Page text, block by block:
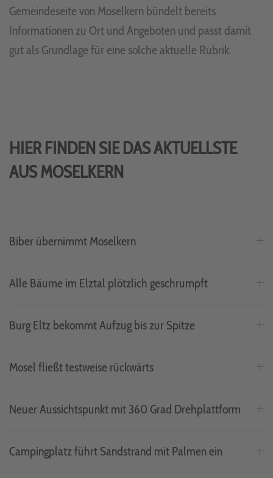
Gemeindeseite von Moselkern bündelt bereits
Informationen zu Ort und Angeboten und passt damit
gut als Grundlage für eine solche aktuelle Rubrik.
HIER FINDEN SIE DAS AKTUELLSTE
AUS MOSELKERN
Biber übernimmt Moselkern
Alle Bäume im Elztal plötzlich geschrumpft
Burg Eltz bekommt Aufzug bis zur Spitze
Mosel fließt testweise rückwärts
Neuer Aussichtspunkt mit 360 Grad Drehplattform
Campingplatz führt Sandstrand mit Palmen ein